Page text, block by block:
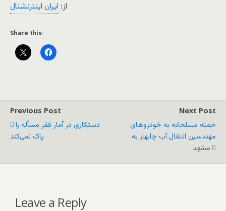
از: ايران اينترنشنال
Share this:
Previous Post
دستکاری در آمار فقر مسأله را
پاک نمی‌کند
Next Post
حمله مسلحانه به خودروهای
مهندسین انتقال آب چابهار به
مشهد
Leave a Reply